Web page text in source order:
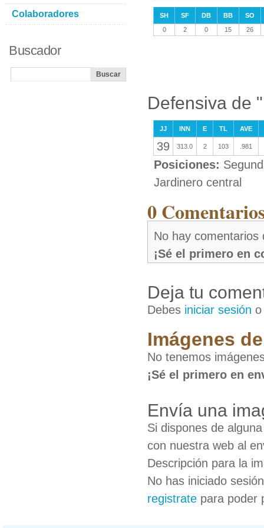
SH SF DB BB
SO
0
2 0 15 26
Defensiva de
JJ INN E TL AVE
39 313.0 2 103 .981
Posiciones:
Jardinero central
0
No hay comentarios
¡Sé el primero en
Deja tu
Debes iniciar sesión
Imágenes
No tenemos
¡Sé el primero en
Envía una
Si dispones de
con nuestra web al
Descripción para la
No has iniciado
registrate para poder
Colaboradores
Buscador